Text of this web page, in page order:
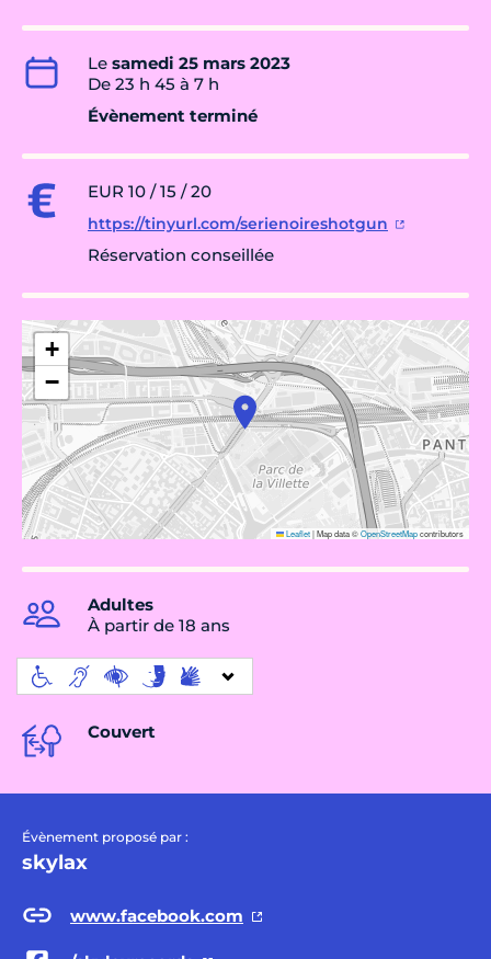
Le samedi 25 mars 2023
De 23 h 45 à 7 h
Évènement terminé
EUR 10 / 15 / 20
https://tinyurl.com/serienoireshotgun
Réservation conseillée
+
−
Leaflet|Map data ©OpenStreetMapcontributors
Adultes
À partir de 18 ans
Couvert
Évènement proposé par :
skylax
www.facebook.com